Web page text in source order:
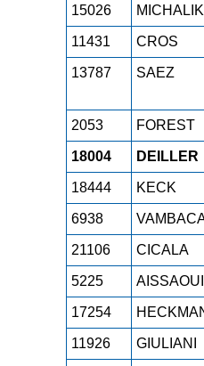
15026 MICHALIK
11431 CROS
13787 SAEZ
2053 FOREST
18004 DEILLER
18444 KECK
6938
21106 CICALA
5225 AISSAOUI
17254
11926 GIULIANI